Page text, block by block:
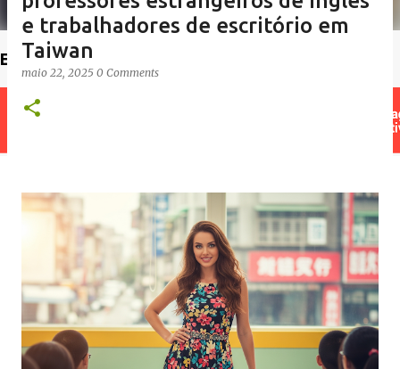
Encontre um professor
e trabalhadores de escritório em
Taiwan
maio 22, 2025 0 Comments